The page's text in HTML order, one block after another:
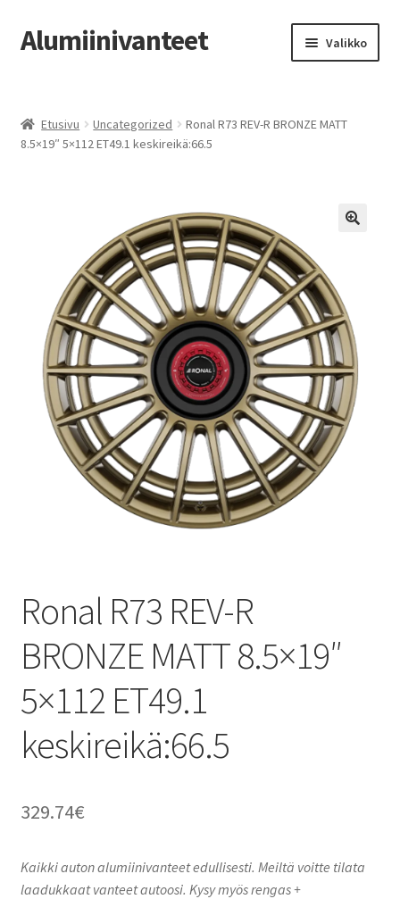
Siirry
navigointiin
Siirry
sisältöön
Alumiinivanteet Valikko
Kauppa
Vanteiden osto-opas
Auton renkaat
Yhteystiedot
Etusivu Uncategorized
Ronal R73 REV-R BRONZE MATT
8.5×19″ 5×112 ET49.1 keskireikä:66.5
Ronal R73 REV-R
BRONZE MATT 8.5×19″
5×112 ET49.1
keskireikä:66.5
329.74€
Kaikki auton alumiinivanteet edullisesti. Meiltä voitte tilata
laadukkaat vanteet autoosi. Kysy myös rengas +